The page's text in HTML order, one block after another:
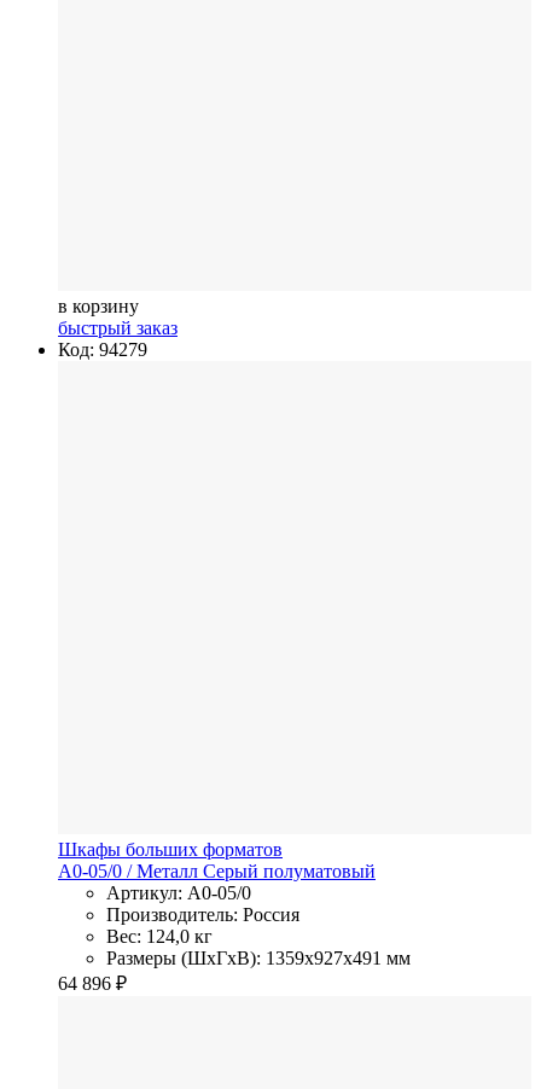
в корзину
быстрый заказ
Код: 94279
Шкафы больших форматов
A0-05/0 / Металл Серый полуматовый
Артикул: A0-05/0
Производитель: Россия
Вес: 124,0 кг
Размеры (ШхГхВ): 1359x927x491 мм
64 896 ₽